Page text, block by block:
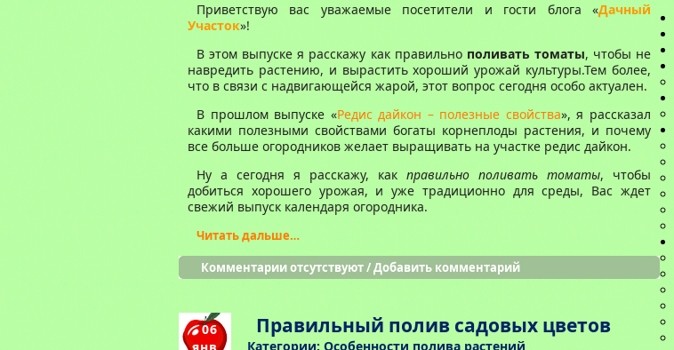
Приветствую вас уважаемые посетители и гости блога «Дачный
Участок»!
В этом выпуске я расскажу как правильно поливать томаты, чтобы не
навредить растению, и вырастить хороший урожай культуры.Тем более,
что в связи с надвигающейся жарой, этот вопрос сегодня особо актуален.
В прошлом выпуске «Редис дайкон – полезные свойства», я рассказал
какими полезными свойствами богаты корнеплоды растения, и почему
все больше огородников желает выращивать на участке редис дайкон.
Ну а сегодня я расскажу, как правильно поливать томаты, чтобы
добиться хорошего урожая, и уже традиционно для среды, Вас ждет
свежий выпуск календаря огородника.
Читать дальше…
Комментарии отсутствуют/Добавить комментарий
06
Правильный полив садовых цветов
Категории: Особенности полива растений